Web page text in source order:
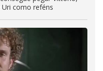
Uri como reféns